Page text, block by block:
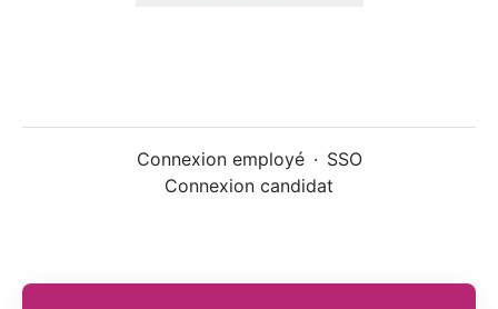
Connexion employé · SSO
Connexion candidat